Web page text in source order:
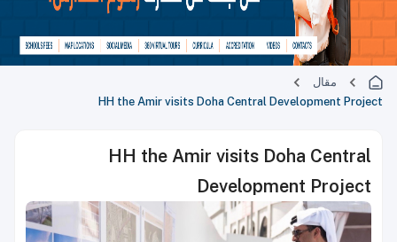
مقال
HH the Amir visits Doha Central Development Project
HH the Amir visits Doha Central
Development Project